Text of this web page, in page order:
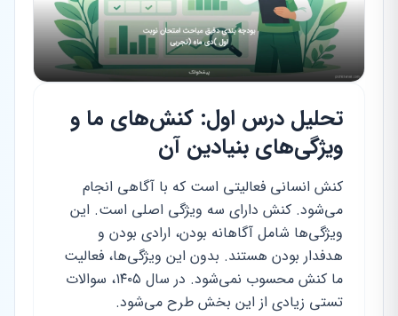
تحلیل درس اول: کنش‌های ما و
ویژگی‌های بنیادین آن
کنش انسانی فعالیتی است که با آگاهی انجام
می‌شود. کنش دارای سه ویژگی اصلی است. این
ویژگی‌ها شامل آگاهانه بودن، ارادی بودن و
هدفدار بودن هستند. بدون این ویژگی‌ها، فعالیت
ما کنش محسوب نمی‌شود. در سال ۱۴۰۵، سوالات
تستی زیادی از این بخش طرح می‌شود.